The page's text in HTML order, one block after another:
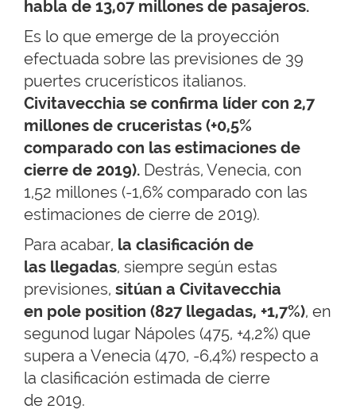
habla de 13,07 millones de pasajeros.
Es lo que emerge de la proyección
efectuada sobre las previsiones de 39
puertes crucerísticos italianos.
Civitavecchia se confirma líder con 2,7
millones de cruceristas (+0,5%
comparado con las estimaciones de
cierre de 2019). Destrás, Venecia, con
1,52 millones (-1,6% comparado con las
estimaciones de cierre de 2019).
Para acabar, la clasificación de
las llegadas, siempre según estas
previsiones, sitúan a Civitavecchia
en pole position (827 llegadas, +1,7%), en
segunod lugar Nápoles (475, +4,2%) que
supera a Venecia (470, -6,4%) respecto a
la clasificación estimada de cierre
de 2019.